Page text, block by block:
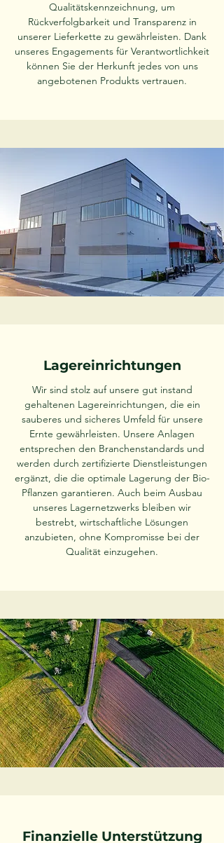
Qualitätskennzeichnung, um
Rückverfolgbarkeit und Transparenz in
unserer Lieferkette zu gewährleisten. Dank
unseres Engagements für Verantwortlichkeit
können Sie der Herkunft jedes von uns
angebotenen Produkts vertrauen.
Lagereinrichtungen
Wir sind stolz auf unsere gut instand
gehaltenen Lagereinrichtungen, die ein
sauberes und sicheres Umfeld für unsere
Ernte gewährleisten. Unsere Anlagen
entsprechen den Branchenstandards und
werden durch zertifizierte Dienstleistungen
ergänzt, die die optimale Lagerung der Bio-
Pflanzen garantieren. Auch beim Ausbau
unseres Lagernetzwerks bleiben wir
bestrebt, wirtschaftliche Lösungen
anzubieten, ohne Kompromisse bei der
Qualität einzugehen.
Finanzielle Unterstützung